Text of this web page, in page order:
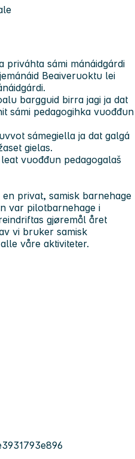
priváhta sámi mánáidgárdi
Beaiveruoktu lei
bargguid birra jagi ja dat
sámi pedagogihka vuođđun
sámegiella ja dat galgá
gielas.
vuođđun pedagogalaš
privat, samisk barnehage
var pilotbarnehage i
gjøremål året
vi bruker samisk
våre aktiviteter.